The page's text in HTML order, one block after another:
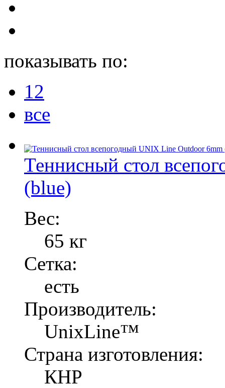
показывать по:
12
все
Теннисный стол
(blue)
Вес:
65 кг
Сетка:
есть
Производитель:
UnixLine™
Страна изготовления:
КНР